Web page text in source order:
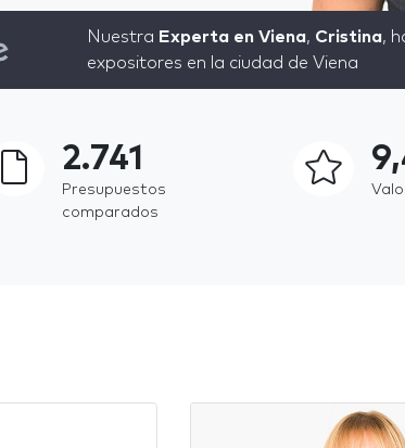
Nuestra Experta en Viena, Cristina,
expositores en la ciudad de Viena
2.741
Presupuestos
comparados